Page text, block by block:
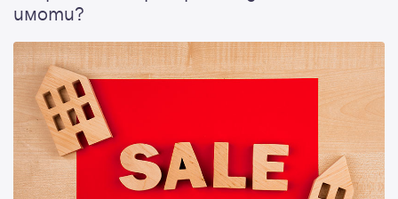
имоти?
Продължи с Google
или влезте с имейл
Имейл